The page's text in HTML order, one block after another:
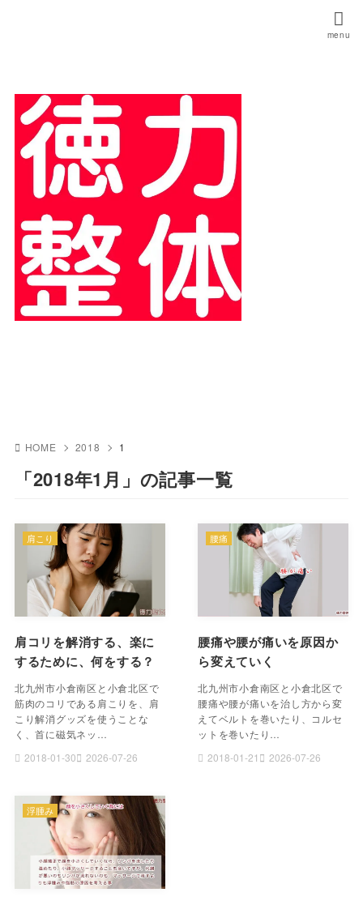
HOME 2018 1
「2018年1月」の記事一覧
肩コリを解消する、楽に
するために、何をする？
北九州市小倉南区と小倉北区で
筋肉のコリである肩こりを、肩
こり解消グッズを使うことな
く、首に磁気ネッ…
2018-01-30
2026-07-26
肩こり
腰痛や腰が痛いを原因か
ら変えていく
北九州市小倉南区と小倉北区で
腰痛や腰が痛いを治し方から変
えてベルトを巻いたり、コルセ
ットを巻いたり…
2018-01-21
2026-07-26
腰痛
浮腫み